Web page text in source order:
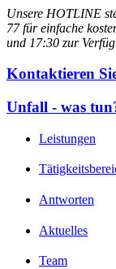
Unsere HOTLINE
77 für einfache
und 17:30 zur
Kontaktieren
Unfall - was
Leistungen
Antworten
Aktuelles
Team